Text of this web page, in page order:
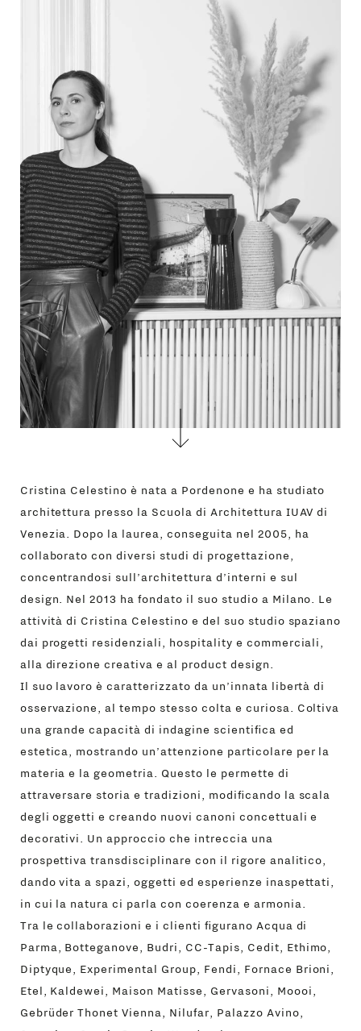
MENU
PRINCIPALE
PRODOTTI
DESIGNER
NEWS
AZIENDA
STORE
CONTATTI
Cristina Celestino è nata a Pordenone e ha studiato
architettura presso la Scuola di Architettura IUAV di
Venezia. Dopo la laurea, conseguita nel 2005, ha
collaborato con diversi studi di progettazione,
concentrandosi sull’architettura d’interni e sul
design. Nel 2013 ha fondato il suo studio a Milano. Le
attività di Cristina Celestino e del suo studio spaziano
dai progetti residenziali, hospitality e commerciali,
alla direzione creativa e al product design.
Il suo lavoro è caratterizzato da un’innata libertà di
osservazione, al tempo stesso colta e curiosa. Coltiva
una grande capacità di indagine scientifica ed
estetica, mostrando un’attenzione particolare per la
materia e la geometria. Questo le permette di
attraversare storia e tradizioni, modificando la scala
degli oggetti e creando nuovi canoni concettuali e
decorativi. Un approccio che intreccia una
prospettiva transdisciplinare con il rigore analitico,
dando vita a spazi, oggetti ed esperienze inaspettati,
in cui la natura ci parla con coerenza e armonia.
Tra le collaborazioni e i clienti figurano Acqua di
Parma, Botteganove, Budri, CC-Tapis, Cedit, Ethimo,
Diptyque, Experimental Group, Fendi, Fornace Brioni,
Etel, Kaldewei, Maison Matisse, Gervasoni, Moooi,
Gebrüder Thonet Vienna, Nilufar, Palazzo Avino,